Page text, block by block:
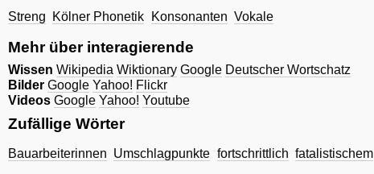
Streng Kölner Phonetik Konsonanten Vokale
Mehr über interagierende
Wissen Wikipedia Wiktionary Google Deutscher Wortschatz
Bilder Google Yahoo! Flickr
Videos Google Yahoo! Youtube
Zufällige Wörter
Bauarbeiterinnen Umschlagpunkte fortschrittlich fatalistischem